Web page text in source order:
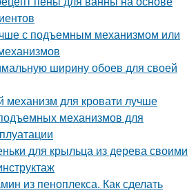
с подъемным механизмом или
ширину обоев для своей
механизм для кровати лучше
механизмов для
для крыльца из дерева своими
из пеноплекса. Как сделать